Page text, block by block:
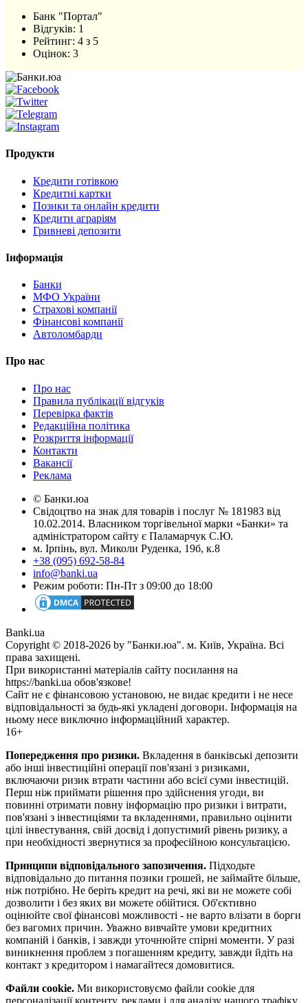
Банк "Портал"
Відгуків: 1
Рейтинг: 4 з 5
Оцінок: 3
Продукти
Кредити готівкою
Кредитні картки
Позики та онлайн кредити
Кредити аграріям
Гривневі депозити
Інформація
Банки
МФО України
Страхові компанії
Фінансові компанії
Автоломбарди
Про нас
Про нас
Правила публікації відгуків
Перевірка фактів
Редакційна політика
Розкриття інформації
Контакти
Вакансії
Реклама
© Банки.юа
Свідоцтво на знак для товарів і послуг № 181983 від
10.02.2014. Власником торгівельної марки «Банки» та
адміністратором сайту є Паламарчук С.Ю.
м. Ірпінь, вул. Миколи Руденка, 19б, к.8
+38 (095) 692-58-84
info@banki.ua
Режим роботи: Пн-Пт з 09:00 до 18:00
Banki.ua
Copyright © 2018-2026 by "Банки.юа". м. Київ, Україна. Всі
права захищені.
При використанні матеріалів сайту посилання на
https://banki.ua обов'язкове!
Сайт не є фінансовою установою, не видає кредити і не несе
відповідальності за будь-які укладені договори. Інформація на
ньому несе виключно інформаційний характер.
16+
Попередження про ризики. Вкладення в банківські депозити
або інші інвестиційні операції пов'язані з ризиками,
включаючи ризик втрати частини або всієї суми інвестицій.
Перш ніж приймати рішення про здійснення угоди, ви
повинні отримати повну інформацію про ризики і витрати,
пов'язані з інвестиціями та вкладеннями, правильно оцінити
цілі інвестування, свій досвід і допустимий рівень ризику, а
при необхідності звернутися за професійною консультацією.
Принципи відповідального запозичення. Підходьте
відповідально до питання позики грошей, не займайте більше,
ніж потрібно. Не беріть кредит на речі, які ви не можете собі
дозволити і без яких ви можете обійтися. Об'єктивно
оцінюйте свої фінансові можливості - не варто влізати в борги
без вагомих причин. Уважно вивчайте умови кредитних
компаній і банків, і завжди уточнюйте спірні моменти. У разі
виникнення проблем з погашенням кредиту, завжди йдіть на
контакт з кредитором і намагайтеся домовитися.
Файли cookie. Ми використовуємо файли cookie для
персоналізації контенту, реклами і для аналізу нашого трафіку.